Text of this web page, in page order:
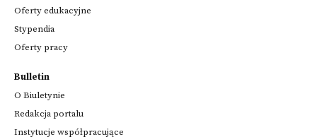
Oferty edukacyjne
Stypendia
Oferty pracy
Bulletin
O Biuletynie
Redakcja portalu
Instytucje współpracujące